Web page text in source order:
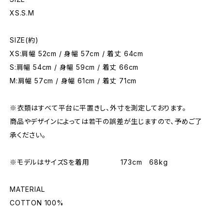
XS.S.M
SIZE(約)
XS:肩幅 52cm / 身幅 57cm / 着丈 64cm
S:肩幅 54cm / 身幅 59cm / 着丈 66cm
M:肩幅 57cm / 身幅 61cm / 着丈 71cm
※衣類はすべて平台に平置きし、外寸を測定しております。
商品やデザインによっては若干の誤差が生じますので、予めご了
承ください。
※モデルはサイズSを着用 173cm 68kg
MATERIAL
COTTON 100%